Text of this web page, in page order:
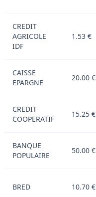
CREDIT
AGRICOLE
IDF
1.53 €
CAISSE
EPARGNE
20.00 €
CREDIT
COOPERATIF
15.25 €
BANQUE
POPULAIRE
50.00 €
BRED 10.70 €